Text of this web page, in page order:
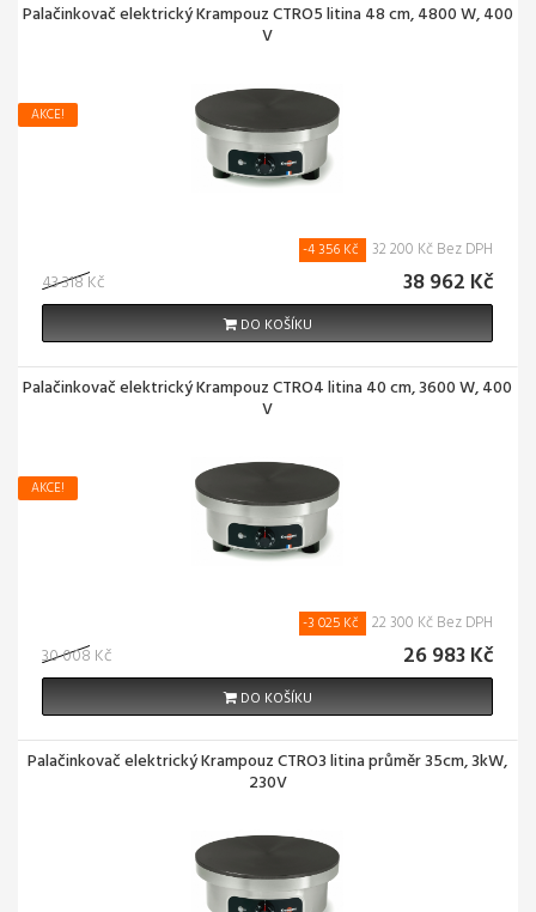
Palačinkovač elektrický Krampouz CTRO5 litina 48 cm, 4800 W, 400
V
AKCE!
43 318 Kč
-4 356 Kč 32 200 Kč Bez DPH
38 962 Kč
DO KOŠÍKU
Palačinkovač elektrický Krampouz CTRO4 litina 40 cm, 3600 W, 400
V
AKCE!
30 008 Kč
-3 025 Kč 22 300 Kč Bez DPH
26 983 Kč
DO KOŠÍKU
Palačinkovač elektrický Krampouz CTRO3 litina průměr 35cm, 3kW,
230V